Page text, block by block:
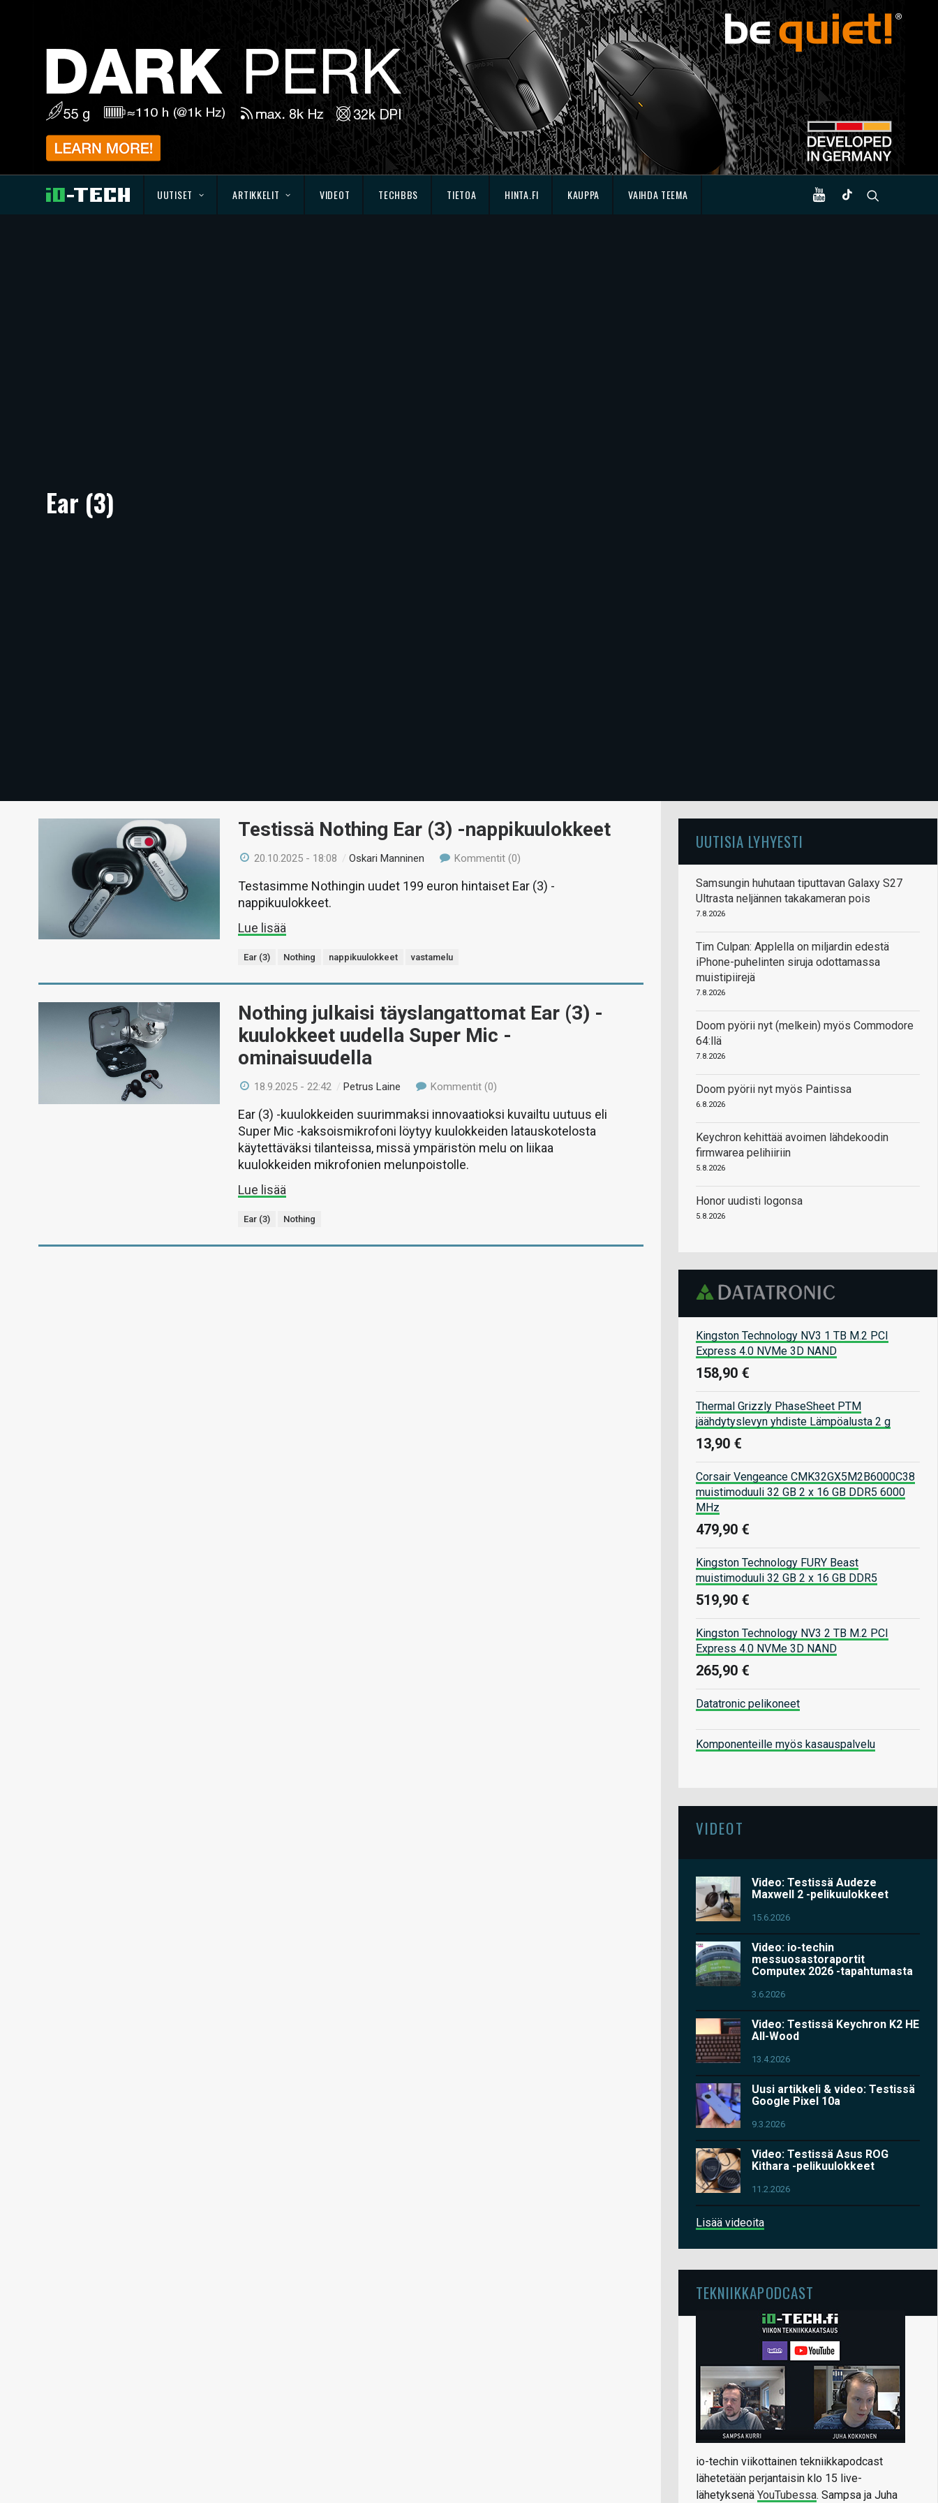
UUTISET ARTIKKELIT VIDEOT TECHBBS TIETOA HINTA.FI KAUPPA VAIHDA TEEMA
Ear (3)
Testissä Nothing Ear (3) -nappikuulokkeet
20.10.2025 - 18:08 /Oskari Manninen Kommentit (0)
Testasimme Nothingin uudet 199 euron hintaiset Ear (3) -
nappikuulokkeet.
Lue lisää
Ear (3) Nothing nappikuulokkeet vastamelu
Nothing julkaisi täyslangattomat Ear (3) -
kuulokkeet uudella Super Mic -
ominaisuudella
18.9.2025 - 22:42 /Petrus Laine Kommentit (0)
Ear (3) -kuulokkeiden suurimmaksi innovaatioksi kuvailtu uutuus eli
Super Mic -kaksoismikrofoni löytyy kuulokkeiden latauskotelosta
käytettäväksi tilanteissa, missä ympäristön melu on liikaa
kuulokkeiden mikrofonien melunpoistolle.
Lue lisää
Ear (3) Nothing
UUTISIA LYHYESTI
Samsungin huhutaan tiputtavan Galaxy S27
Ultrasta neljännen takakameran pois
7.8.2026
Tim Culpan: Applella on miljardin edestä
iPhone-puhelinten siruja odottamassa
muistipiirejä
7.8.2026
Doom pyörii nyt (melkein) myös Commodore
64:llä
7.8.2026
Doom pyörii nyt myös Paintissa
6.8.2026
Keychron kehittää avoimen lähdekoodin
firmwarea pelihiiriin
5.8.2026
Honor uudisti logonsa
5.8.2026
Kingston Technology NV3 1 TB M.2 PCI
Express 4.0 NVMe 3D NAND
158,90 €
Thermal Grizzly PhaseSheet PTM
jäähdytyslevyn yhdiste Lämpöalusta 2 g
13,90 €
Corsair Vengeance CMK32GX5M2B6000C38
muistimoduuli 32 GB 2 x 16 GB DDR5 6000
MHz
479,90 €
Kingston Technology FURY Beast
muistimoduuli 32 GB 2 x 16 GB DDR5
519,90 €
Kingston Technology NV3 2 TB M.2 PCI
Express 4.0 NVMe 3D NAND
265,90 €
Datatronic pelikoneet
Komponenteille myös kasauspalvelu
VIDEOT
Video: Testissä Audeze
Maxwell 2 -pelikuulokkeet
15.6.2026
Video: io-techin
messuosastoraportit
Computex 2026 -tapahtumasta
3.6.2026
Video: Testissä Keychron K2 HE
All-Wood
13.4.2026
Uusi artikkeli & video: Testissä
Google Pixel 10a
9.3.2026
Video: Testissä Asus ROG
Kithara -pelikuulokkeet
11.2.2026
Lisää videoita
TEKNIIKKAPODCAST
io-techin viikottainen tekniikkapodcast
lähetetään perjantaisin klo 15 live-
lähetyksenä YouTubessa. Sampsa ja Juha